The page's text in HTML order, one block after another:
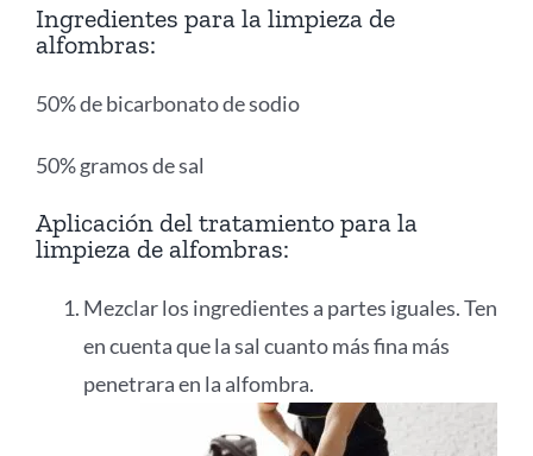
Ingredientes para la limpieza de
alfombras:
50% de bicarbonato de sodio
50% gramos de sal
Aplicación del tratamiento para la
limpieza de alfombras:
Mezclar los ingredientes a partes iguales. Ten
en cuenta que la sal cuanto más fina más
penetrara en la alfombra.